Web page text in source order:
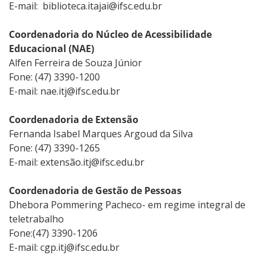
E-mail: biblioteca.itajai@ifsc.edu.br
Coordenadoria do Núcleo de Acessibilidade
Educacional (NAE)
Alfen Ferreira de Souza Júnior
Fone: (47) 3390-1200
E-mail: nae.itj@ifsc.edu.br
Coordenadoria de Extensão
Fernanda Isabel Marques Argoud da Silva
Fone: (47) 3390-1265
E-mail: extensão.itj@ifsc.edu.br
Coordenadoria de Gestão de Pessoas
Dhebora Pommering Pacheco- em regime integral de
teletrabalho
Fone:(47) 3390-1206
E-mail: cgp.itj@ifsc.edu.br